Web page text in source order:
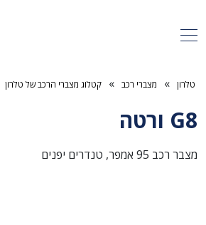
טלרון » מצברי רכב » קטלוג מצברי הרכב של טלרון
G8 ורטה
מצבר רכב 95 אמפר, טנדרים יפנים